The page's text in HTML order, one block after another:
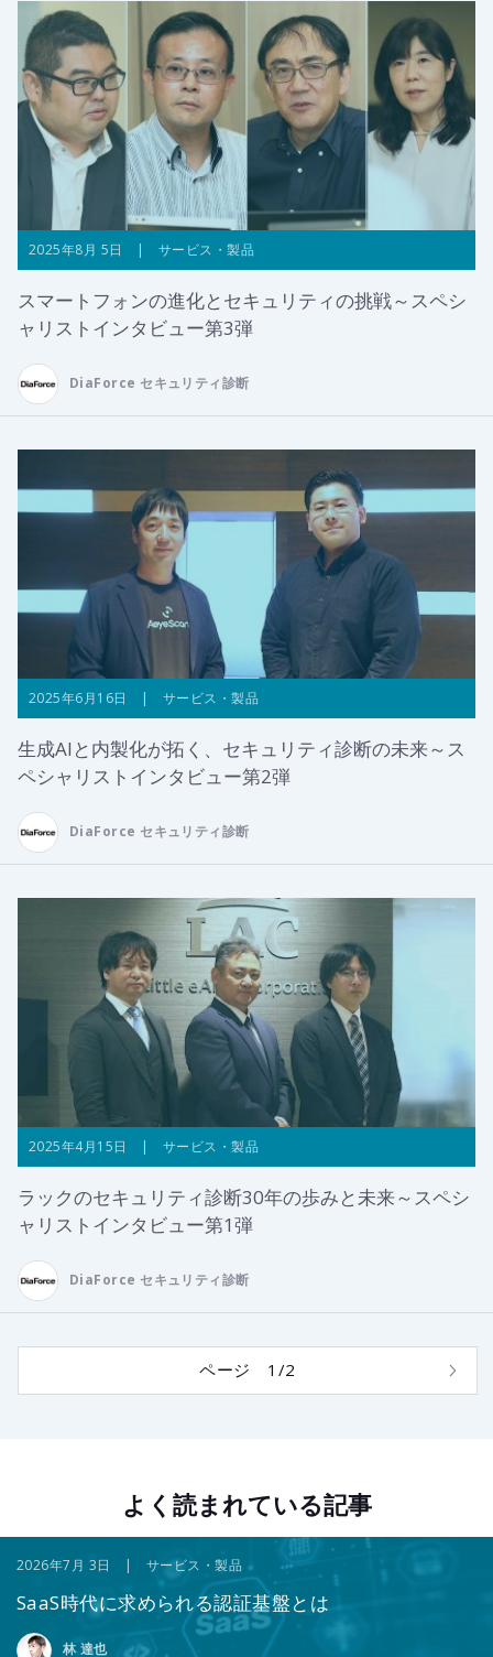
2025年8月 5日 | サービス・製品
スマートフォンの進化とセキュリティの挑戦～スペシ
ャリストインタビュー第3弾
DiaForce セキュリティ診断
2025年6月16日 | サービス・製品
生成AIと内製化が拓く、セキュリティ診断の未来～ス
ペシャリストインタビュー第2弾
DiaForce セキュリティ診断
2025年4月15日 | サービス・製品
ラックのセキュリティ診断30年の歩みと未来～スペシ
ャリストインタビュー第1弾
DiaForce セキュリティ診断
ページ 1/2
よく読まれている記事
2026年7月 3日 | サービス・製品
SaaS時代に求められる認証基盤とは
林 達也